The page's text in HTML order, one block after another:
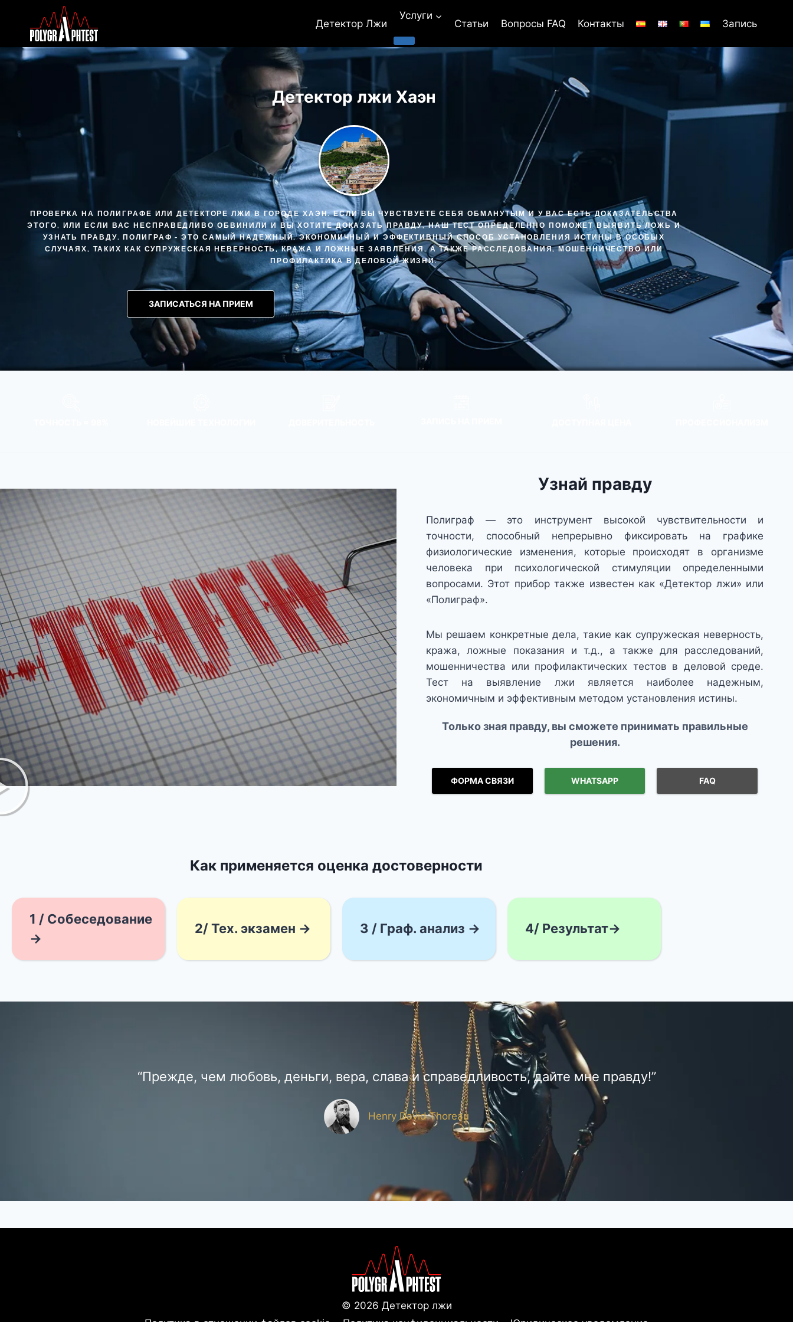
Детектор Лжи
Услуги
Статьи Вопросы FAQ Контакты Запись
Детектор лжи Хаэн
ПРОВЕРКА НА ПОЛИГРАФЕ ИЛИ ДЕТЕКТОРЕ ЛЖИ В ГОРОДЕ ХАЭН. ЕСЛИ ВЫ ЧУВСТВУЕТЕ СЕБЯ ОБМАНУТЫМ И У ВАС ЕСТЬ ДОКАЗАТЕЛЬСТВА
ЭТОГО, ИЛИ ЕСЛИ ВАС НЕСПРАВЕДЛИВО ОБВИНИЛИ И ВЫ ХОТИТЕ ДОКАЗАТЬ ПРАВДУ, НАШ ТЕСТ ОПРЕДЕЛЕННО ПОМОЖЕТ ВЫЯВИТЬ ЛОЖЬ И
УЗНАТЬ ПРАВДУ. ПОЛИГРАФ - ЭТО САМЫЙ НАДЕЖНЫЙ, ЭКОНОМИЧНЫЙ И ЭФФЕКТИВНЫЙ СПОСОБ УСТАНОВЛЕНИЯ ИСТИНЫ В ОСОБЫХ
СЛУЧАЯХ, ТАКИХ КАК СУПРУЖЕСКАЯ НЕВЕРНОСТЬ, КРАЖА И ЛОЖНЫЕ ЗАЯВЛЕНИЯ, А ТАКЖЕ РАССЛЕДОВАНИЯ, МОШЕННИЧЕСТВО ИЛИ
ПРОФИЛАКТИКА В ДЕЛОВОЙ ЖИЗНИ.
ЗАПИСАТЬСЯ НА ПРИЕМ
Узнай правду
Полиграф — это инструмент высокой чувствительности и
точности, способный непрерывно фиксировать на графике
физиологические изменения, которые происходят в организме
человека при психологической стимуляции определенными
вопросами. Этот прибор также известен как «Детектор лжи» или
«Полиграф».
Мы решаем конкретные дела, такие как супружеская неверность,
кража, ложные показания и т.д., а также для расследований,
мошенничества или профилактических тестов в деловой среде.
Тест на выявление лжи является наиболее надежным,
экономичным и эффективным методом установления истины.
Только зная правду, вы сможете принимать правильные
решения.
ФОРМА СВЯЗИ WHATSAPP FAQ
Как применяется оценка достоверности
1 / Собеседование
→
2/ Тех. экзамен → 3 / Граф. анализ → 4/ Результат→
“Прежде, чем любовь, деньги, вера, слава и справедливость, дайте мне правду!”
Henry David Thoreau
© 2026 Детектор лжи